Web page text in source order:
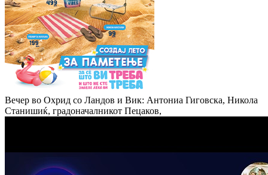
Вечер во Охрид со Ландов и Вик: Антониа Гиговска, Никола
Станишиќ, градоначалникот Пецаков,